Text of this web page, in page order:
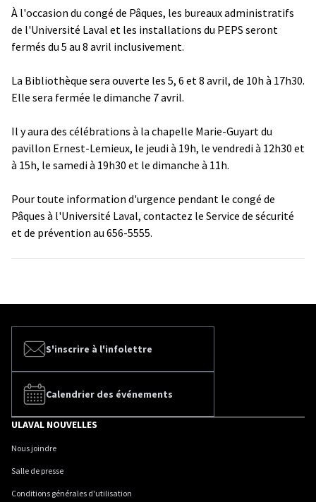
À l'occasion du congé de Pâques, les bureaux administratifs
de l'Université Laval et les installations du PEPS seront
fermés du 5 au 8 avril inclusivement.
La Bibliothèque sera ouverte les 5, 6 et 8 avril, de 10h à 17h30.
Elle sera fermée le dimanche 7 avril.
Il y aura des célébrations à la chapelle Marie-Guyart du
pavillon Ernest-Lemieux, le jeudi à 19h, le vendredi à 12h30 et
à 15h, le samedi à 19h30 et le dimanche à 11h.
Pour toute information d'urgence pendant le congé de
Pâques à l'Université Laval, contactez le Service de sécurité
et de prévention au 656-5555.
S'inscrire à l'infolettre
Calendrier des événements
ULAVAL NOUVELLES
Nous joindre
Salle de presse
Conditions générales d'utilisation